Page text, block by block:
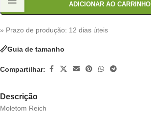
ADICIONAR AO CARRINHO
» Prazo de produção: 12 dias úteis
Guia de tamanho
Compartilhar:
Descrição
Moletom Reich